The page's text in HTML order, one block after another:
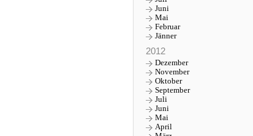
Juni
Mai
Februar
Jänner
2012
Dezember
November
Oktober
September
Juli
Juni
Mai
April